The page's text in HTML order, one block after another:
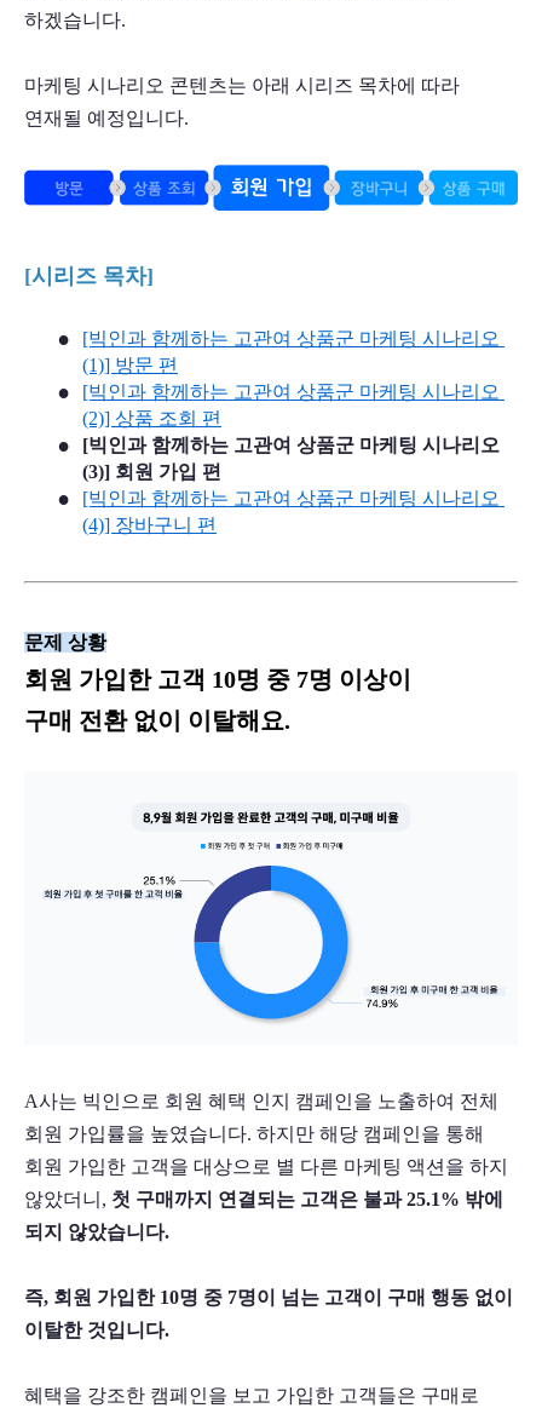
하겠습니다.
마케팅 시나리오 콘텐츠는 아래 시리즈 목차에 따라
연재될 예정입니다.
[시리즈 목차]
[빅인과 함께하는 고관여 상품군 마케팅 시나리오
(1)] 방문 편
[빅인과 함께하는 고관여 상품군 마케팅 시나리오
(2)] 상품 조회 편
[빅인과 함께하는 고관여 상품군 마케팅 시나리오
(3)] 회원 가입 편
[빅인과 함께하는 고관여 상품군 마케팅 시나리오
(4)] 장바구니 편
문제 상황
회원 가입한 고객 10명 중 7명 이상이
구매 전환 없이 이탈해요.
A사는 빅인으로 회원 혜택 인지 캠페인을 노출하여 전체
회원 가입률을 높였습니다. 하지만 해당 캠페인을 통해
회원 가입한 고객을 대상으로 별 다른 마케팅 액션을 하지
않았더니, 첫 구매까지 연결되는 고객은 불과 25.1% 밖에
되지 않았습니다.
즉, 회원 가입한 10명 중 7명이 넘는 고객이 구매 행동 없이
이탈한 것입니다.
혜택을 강조한 캠페인을 보고 가입한 고객들은 구매로